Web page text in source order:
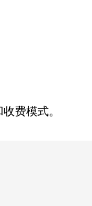
费模式。